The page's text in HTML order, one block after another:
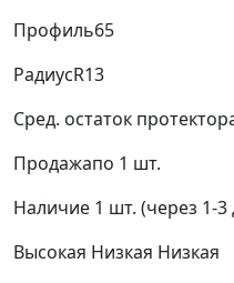
Профиль65
РадиусR13
Сред. остаток
Продажапо 1 шт.
Наличие 1 шт. (через 1-3
Высокая Низкая Низкая